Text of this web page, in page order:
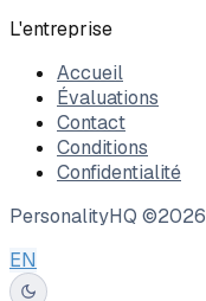
L'entreprise
Accueil
Évaluations
Contact
Conditions
Confidentialité
PersonalityHQ ©2026
EN